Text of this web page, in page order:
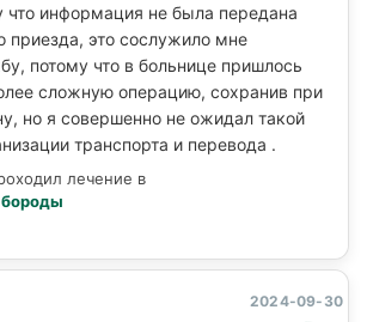
что информация не была передана
приезда, это сослужило мне
потому что в больнице пришлось
сложную операцию, сохранив при
но я совершенно не ожидал такой
транспорта и перевода .
лечение в
2024-09-30